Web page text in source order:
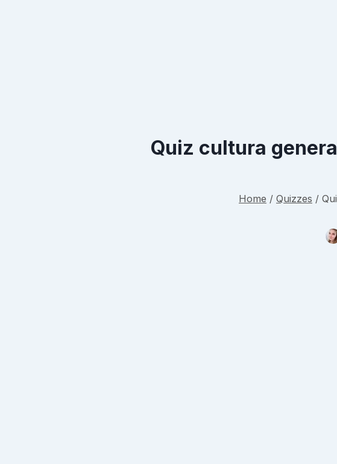
Quiz cultura
Home / Quizzes /